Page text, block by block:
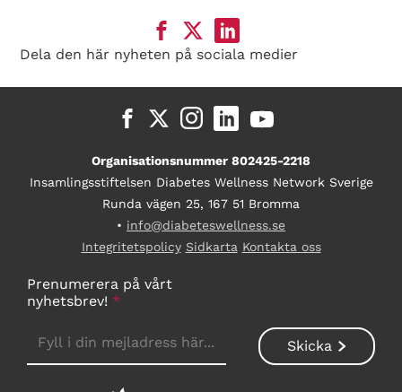
Dela den här nyheten på sociala medier
Organisationsnummer 802425-2218
Insamlingsstiftelsen Diabetes Wellness Network Sverige
Runda vägen 25, 167 51 Bromma
• info@diabeteswellness.se
Integritetspolicy Sidkarta Kontakta oss
Prenumerera på vårt
nyhetsbrev! *